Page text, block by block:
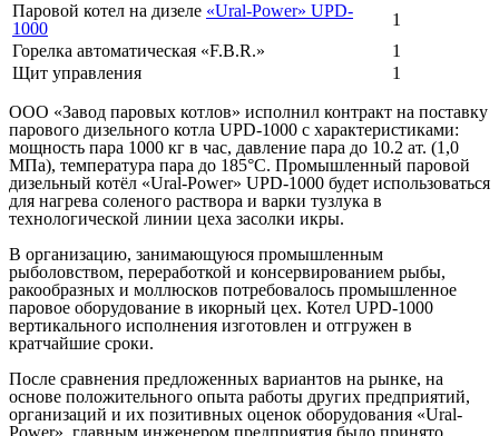
Паровой котел на дизеле «Ural-Power» UPD-
1000
1
Горелка автоматическая «F.B.R.»
1
Щит управления
1
ООО «Завод паровых котлов» исполнил контракт на поставку
парового дизельного котла UPD-1000 с характеристиками:
мощность пара 1000 кг в час, давление пара до 10.2 ат. (1,0
МПа), температура пара до 185°С. Промышленный паровой
дизельный котёл «Ural-Power» UPD-1000 будет использоваться
для нагрева соленого раствора и варки тузлука в
технологической линии цеха засолки икры.
В организацию, занимающуюся промышленным
рыболовством, переработкой и консервированием рыбы,
ракообразных и моллюсков потребовалось промышленное
паровое оборудование в икорный цех. Котел UPD-1000
вертикального исполнения изготовлен и отгружен в
кратчайшие сроки.
После сравнения предложенных вариантов на рынке, на
основе положительного опыта работы других предприятий,
организаций и их позитивных оценок оборудования «Ural-